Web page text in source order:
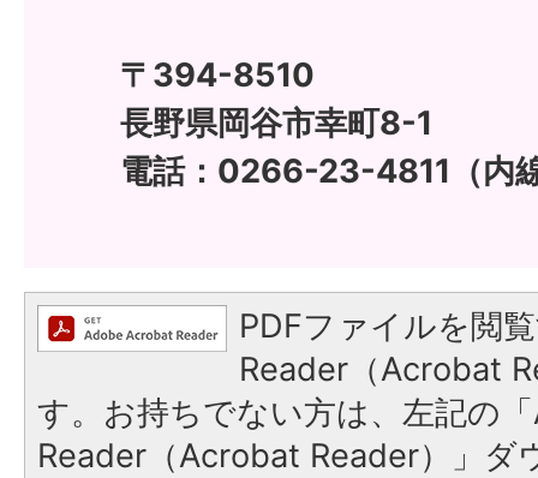
〒394-8510
長野県岡谷市幸町8-1
電話：0266-23-4811（内
PDFファイルを閲
Reader（Acrobat
す。お持ちでない方は、左記の
Reader（Acrobat Reader）」ダ